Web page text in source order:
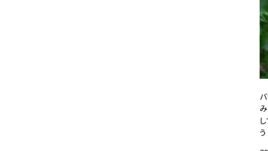
う